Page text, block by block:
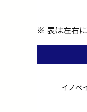
※ 表は左右
イノベ